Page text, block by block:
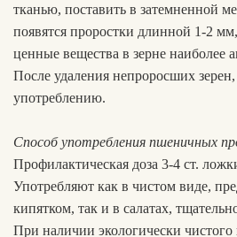
тканью, поставить в затемненной
появятся проростки длинной 1-2
ценные вещества в зерне наиболее
После удаления непроросших
употреблению.
Способ употребления пшеничных
Профилактическая доза 3-4 ст.
Употребляют как в чистом виде,
кипятком, так и в салатах,
При наличии экологически чистого